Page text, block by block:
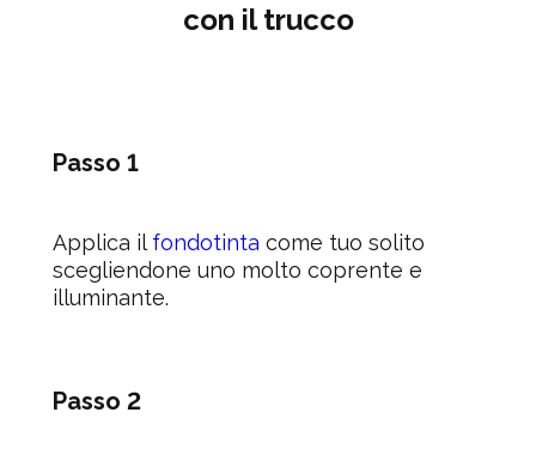
con il trucco
Passo 1
Applica il fondotinta come tuo solito
scegliendone uno molto coprente e
illuminante.
Passo 2